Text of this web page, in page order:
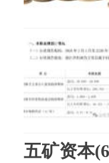
五矿资本